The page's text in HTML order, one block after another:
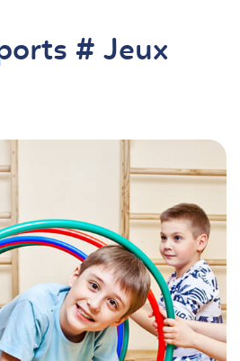
# Jeux